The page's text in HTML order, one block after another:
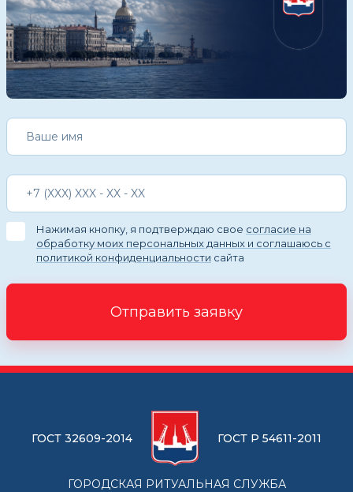
Нажимая кнопку, я подтверждаю свое согласие на
обработку моих персональных данных и соглашаюсь с
политикой конфиденциальности сайта
Отправить заявку
ГОСТ 32609-2014 ГОСТ Р 54611-2011
ГОРОДСКАЯ РИТУАЛЬНАЯ СЛУЖБА